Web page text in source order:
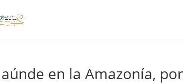
en la Amazonía,